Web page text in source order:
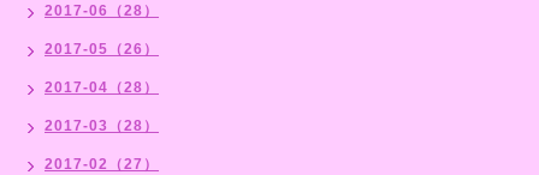
2017-06（28）
2017-05（26）
2017-04（28）
2017-03（28）
2017-02（27）